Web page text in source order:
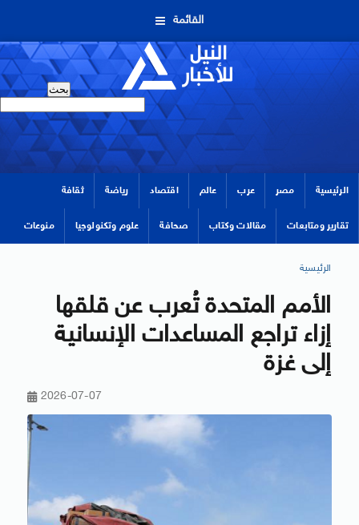
القائمة
الرئيسية مصر عرب عالم اقتصاد رياضة ثقافة
تقارير ومتابعات مقالات وكتاب صحافة علوم وتكنولوجيا منوعات
الرئيسية
الأمم المتحدة تُعرب عن قلقها
إزاء تراجع المساعدات الإنسانية
إلى غزة
2026-07-07